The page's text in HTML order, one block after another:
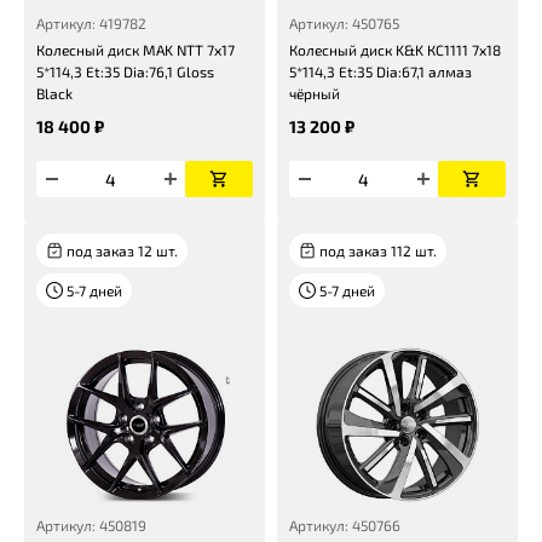
Артикул: 419782
Колесный диск MAK NTT 7x17
5*114,3 Et:35 Dia:76,1 Gloss
Black
18 400 ₽
Артикул: 450765
Колесный диск K&K КС1111 7x18
5*114,3 Et:35 Dia:67,1 алмаз
чёрный
13 200 ₽
под заказ 12 шт.
5-7 дней
Артикул: 450819
под заказ 112 шт.
5-7 дней
Артикул: 450766